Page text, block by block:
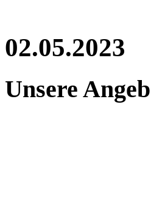
02.05.2023
Unsere